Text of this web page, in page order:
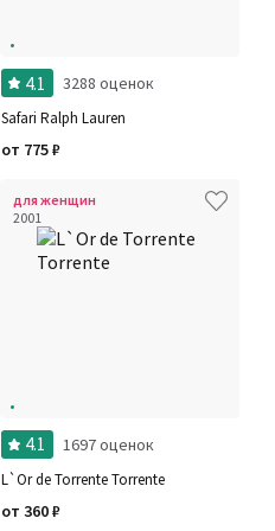
4.1 3288 оценок
Safari Ralph Lauren
от 775₽
для женщин
2001
4.1 1697 оценок
L`Or de Torrente Torrente
от 360₽